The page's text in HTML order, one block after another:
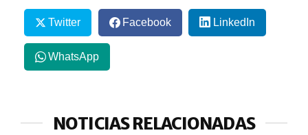
Twitter Facebook LinkedIn
WhatsApp
NOTICIAS RELACIONADAS